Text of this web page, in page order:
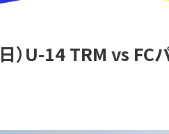
）U-14 TRM vs FC